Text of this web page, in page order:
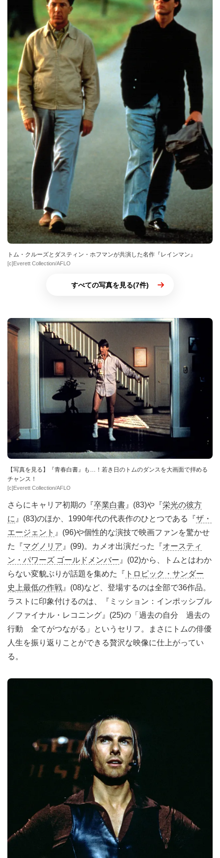
トム・クルーズとダスティン・ホフマンが共演した名作『レインマン』
[c]Everett Collection/AFLO
すべての写真を見る(7件)
【写真を見る】『青春白書』も…！若き日のトムのダンスを大画面で拝める
チャンス！
[c]Everett Collection/AFLO
さらにキャリア初期の『卒業白書 』(83)や『栄光の彼方
に 』(83)のほか、1990年代の代表作のひとつである『ザ・
エージェント 』(96)や個性的な演技で映画ファンを驚かせ
た『マグノリア 』(99)。カメオ出演だった『オースティ
ン・パワーズ ゴールドメンバー 』(02)から、トムとはわか
らない変貌ぶりが話題を集めた『 トロピック・サンダー
史上最低の作戦 』(08)など、登場するのは全部で36作品。
ラストに印象付けるのは、『ミッション：インポッシブル
／ファイナル・レコニング』(25)の「過去の自分 過去の
行動 全てがつながる」というセリフ。まさにトムの俳優
人生を振り返りことができる贅沢な映像に仕上がってい
る。